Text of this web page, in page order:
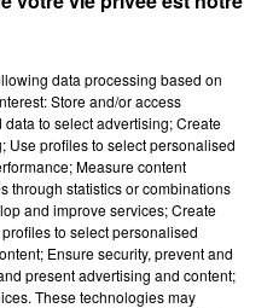
data processing based on
Store and/or access
to select advertising; Create
Use profiles to select personalised
Measure content
through statistics or combinations
and improve services; Create
to select personalised
Ensure security, prevent and
present advertising and content;
These technologies may